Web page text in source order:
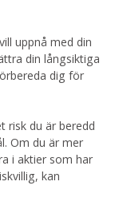
lång
benägna
på
högre
eller
möjligt
från
uppnå med din
din långsiktiga
dig för
risk du är beredd
Om du är mer
i aktier som har
kan